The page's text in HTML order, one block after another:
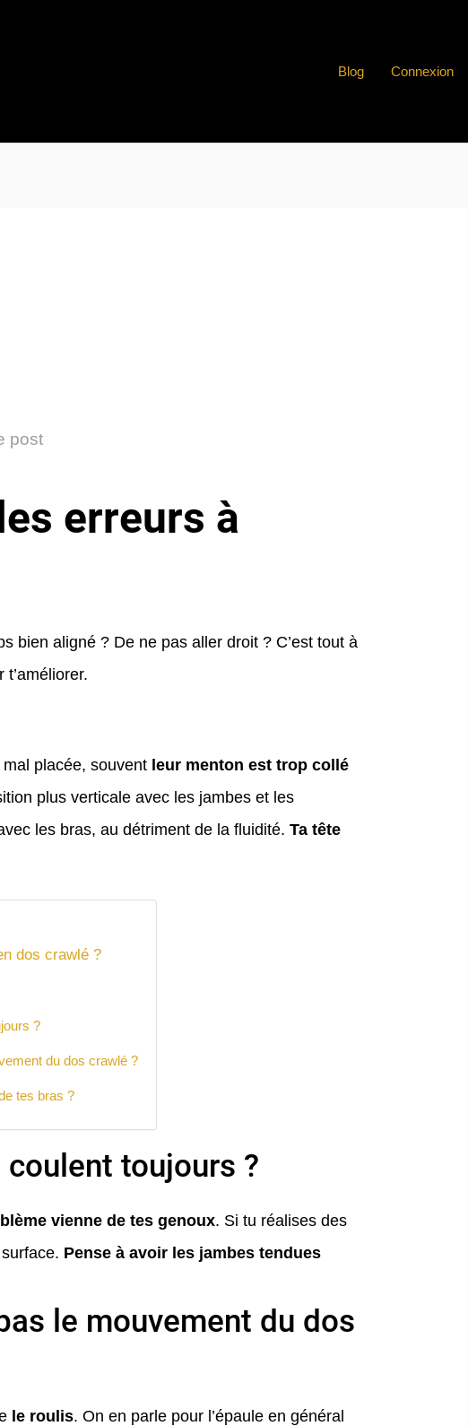
Blog Connexion
post
erreurs à
bien aligné ? De ne pas aller droit ? C’est tout à
placée, souvent leur menton est trop collé
plus verticale avec les jambes et les
les bras, au détriment de la fluidité.Ta tête
dos crawlé ?
?
du dos crawlé ?
tes bras ?
toujours ?
vienne de tes genoux. Si tu réalises des
Pense à avoir les jambes tendues
le mouvement du dos
le roulis. On en parle pour l’épaule en général